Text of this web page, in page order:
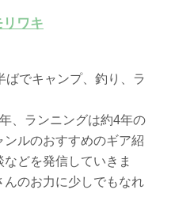
リワキ
ばでキャンプ、釣り、ラ
、ランニングは約4年の
ルのおすすめのギア紹
どを発信していきま
のお力に少しでもなれ